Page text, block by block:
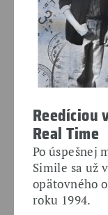
Reedíciou
Real Time
Po úspešnej
Simile sa už
opätovného
roku 1994.